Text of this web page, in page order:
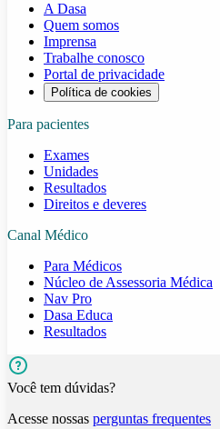
A Dasa
Quem somos
Imprensa
Trabalhe conosco
Portal de privacidade
Política de cookies
Para pacientes
Exames
Unidades
Resultados
Direitos e deveres
Canal Médico
Para Médicos
Núcleo de Assessoria Médica
Nav Pro
Dasa Educa
Resultados
Você tem dúvidas?
Acesse nossas perguntas frequentes